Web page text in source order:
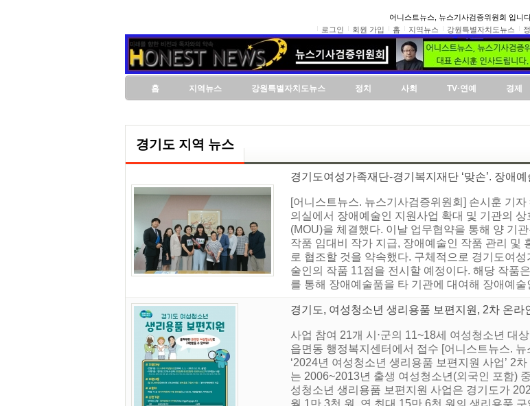
어니스트뉴스, 뉴스기사검증위원회 입니
로그인
회원 가입 홈 지역뉴스 강원특별자치도뉴스
홈 지역뉴스 강원특별자치도뉴스 정치 사회 TV·연예 경제
경기도 지역 뉴스
경기도여성가족재단-경기복지재단 ‘맞손’. 장애예
[어니스트뉴스. 뉴스기사검증위원회] 손시훈 기
의실에서 장애예술인 지원사업 확대 및 기관의
(MOU)을 체결했다. 이날 업무협약을 통해 양 기
작품 임대비 작가 지급, 장애예술인 작품 관리 및
로 협조할 것을 약속했다. 구체적으로 경기도여
술인의 작품 11점을 전시할 예정이다. 해당 작품
를 통해 장애예술품을 타 기관에 대여해 장애예
경기도, 여성청소년 생리용품 보편지원, 2차 온라
사업 참여 21개 시⋅군의 11~18세 여성청소년 대
읍면동 행정복지센터에서 접수 [어니스트뉴스.
‘2024년 여성청소년 생리용품 보편지원 사업’ 2
는 2006~2013년 출생 여성청소년(외국인 포함)
성청소년 생리용품 보편지원 사업은 경기도가
월 1만 3천 원, 연 최대 15만 6천 원의 생리용품